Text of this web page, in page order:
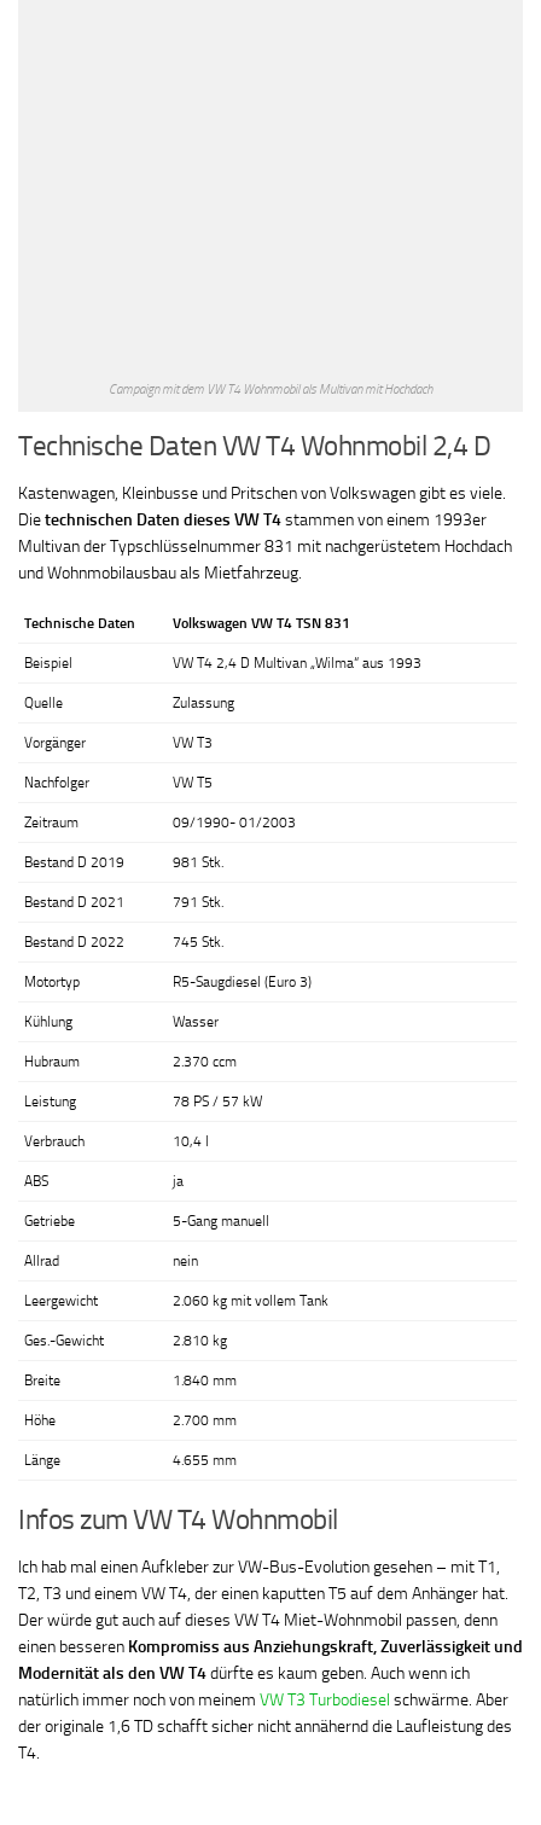
Campaign mit dem VW T4 Wohnmobil als Multivan mit Hochdach
Technische Daten VW T4 Wohnmobil 2,4 D
Kastenwagen, Kleinbusse und Pritschen von Volkswagen gibt es viele.
Dietechnischen Daten dieses VW T4stammen von einem 1993er
Multivan der Typschlüsselnummer 831 mit nachgerüstetem Hochdach
und Wohnmobilausbau als Mietfahrzeug.
Technische Daten Volkswagen VW T4 TSN 831
Beispiel VW T4 2,4 D Multivan „Wilma“ aus 1993
Quelle Zulassung
Vorgänger VW T3
Nachfolger VW T5
Zeitraum 09/1990- 01/2003
Bestand D 2019 981 Stk.
Bestand D 2021 791 Stk.
Bestand D 2022 745 Stk.
Motortyp R5-Saugdiesel (Euro 3)
Kühlung Wasser
Hubraum 2.370 ccm
Leistung 78 PS / 57 kW
Verbrauch 10,4 l
ABS ja
Getriebe 5-Gang manuell
Allrad nein
Leergewicht 2.060 kg mit vollem Tank
Ges.-Gewicht 2.810 kg
Breite 1.840 mm
Höhe 2.700 mm
Länge 4.655 mm
Infos zum VW T4 Wohnmobil
Ich hab mal einen Aufkleber zur VW-Bus-Evolution gesehen – mit T1,
T2, T3 und einem VW T4, der einen kaputten T5 auf dem Anhänger hat.
Der würde gut auch auf dieses VW T4 Miet-Wohnmobil passen, denn
einen besseren Kompromiss aus Anziehungskraft, Zuverlässigkeit und
Modernität als den VW T4dürfte es kaum geben. Auch wenn ich
natürlich immer noch von meinem VW T3 Turbodiesel schwärme. Aber
der originale 1,6 TD schafft sicher nicht annähernd die Laufleistung des
T4.